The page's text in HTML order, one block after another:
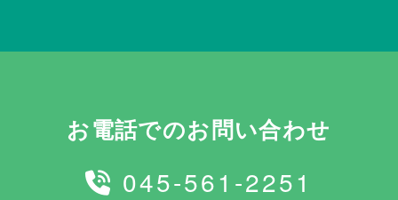
お電話でのお問い合わせ
045-561-2251